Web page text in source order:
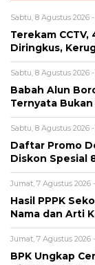
Sabtu, 8 Agustus 2026
Terekam
Diringkus,
Sabtu, 8 Agustus 2026
Babah Alun
Ternyata
Sabtu, 8 Agustus 2026
Daftar Promo
Diskon Spesial
Jumat, 7 Agustus 2026
Hasil PPPK
Nama dan Arti
Jumat, 7 Agustus 2026
BPK Ungkap